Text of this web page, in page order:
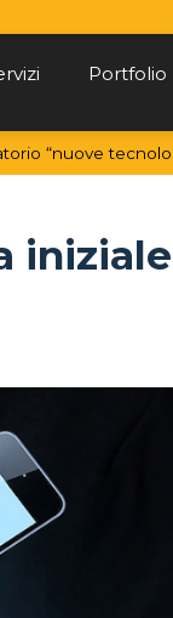
Portfolio
“nuove